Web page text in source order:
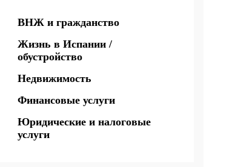
ВНЖ и гражданство
Жизнь в Испании /
обустройство
Недвижимость
Финансовые услуги
Юридические и налоговые
услуги